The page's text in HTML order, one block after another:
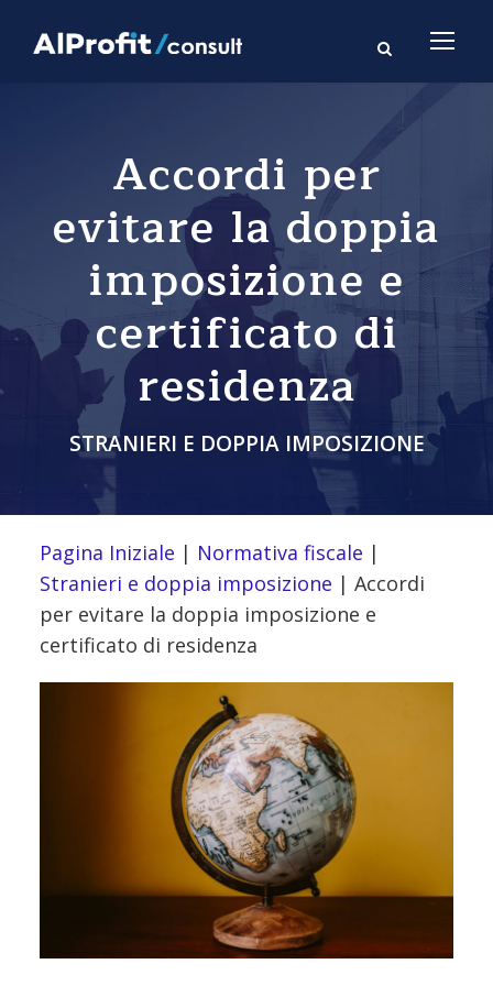
Accordi per
evitare la doppia
imposizione e
certificato di
residenza
STRANIERI E DOPPIA IMPOSIZIONE
Pagina Iniziale | Normativa fiscale |
Stranieri e doppia imposizione | Accordi
per evitare la doppia imposizione e
certificato di residenza